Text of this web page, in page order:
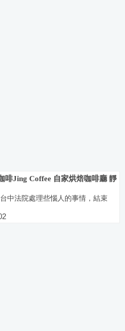
啡Jing Coffee 自家烘焙咖啡廳 靜
中法院處理些惱人的事情，結束